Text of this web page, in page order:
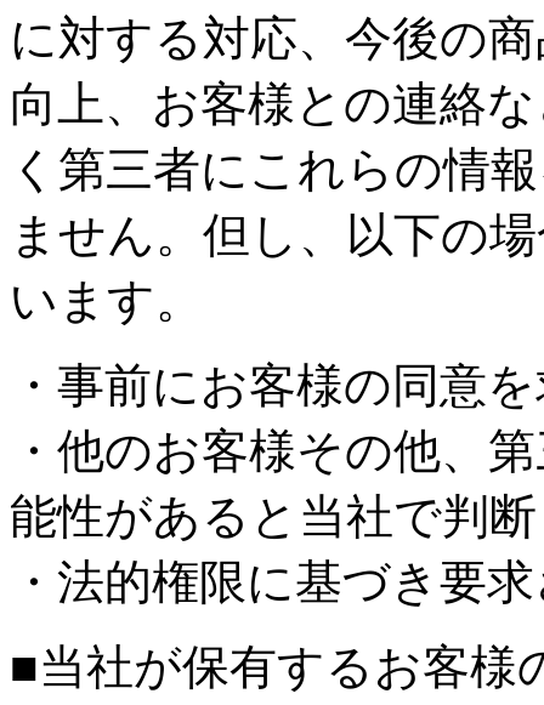
に対する対応、今後の
向上、お客様との連絡
く第三者にこれらの情
ません。但し、以下の
います。
・事前にお客様の同意
・他のお客様その他、
能性があると当社で判
・法的権限に基づき要
■当社が保有するお客様